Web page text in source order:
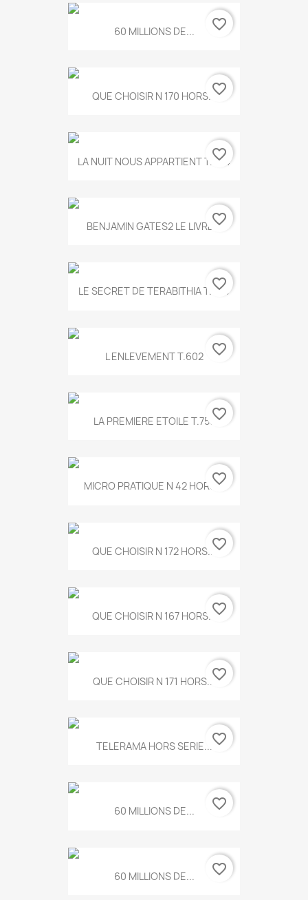
60 MILLIONS DE... favorite_border
QUE CHOISIR N 170 HORS...favorite_border
LA NUIT NOUS APPARTIENT T.634
favorite_border
BENJAMIN GATES2 LE LIVRE...
favorite_border
LE SECRET DE TERABITHIA T.560
favorite_border
L ENLEVEMENT T.602 favorite_border
LA PREMIERE ETOILE T.755favorite_border
MICRO PRATIQUE N 42 HORS...
favorite_border
QUE CHOISIR N 172 HORS...favorite_border
QUE CHOISIR N 167 HORS...favorite_border
QUE CHOISIR N 171 HORS...favorite_border
TELERAMA HORS SERIE...favorite_border
60 MILLIONS DE... favorite_border
60 MILLIONS DE... favorite_border